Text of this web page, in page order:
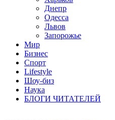
Днепр
Одесса
Львов
Запорожье
Мир
Бизнес
Спорт
Lifestyle
Шоу-биз
Наука
БЛОГИ ЧИТАТЕЛЕЙ